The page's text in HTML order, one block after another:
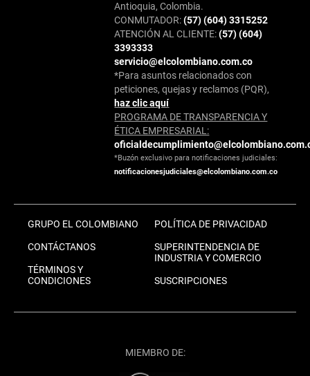
Antioquia, Colombia.
CONMUTADOR:(57) (604) 3315252
ATENCIÓN AL CLIENTE:(57) (604)
3393333
servicio@elcolombiano.com.co
*Para asuntos relacionados con
peticiones, quejas y reclamos (PQR),
haz clic aquí
PROGRAMA DE TRANSPARENCIA Y
ÉTICA EMPRESARIAL:
*Buzón exclusivo para notificaciones judiciales:
notificacionesjudiciales@elcolombiano.com.co
GRUPO EL COLOMBIANO
CONTÁCTANOS
TÉRMINOS Y
CONDICIONES
POLÍTICA DE PRIVACIDAD
SUPERINTENDENCIA DE
INDUSTRIA Y COMERCIO
SUSCRIPCIONES
MIEMBRO DE: